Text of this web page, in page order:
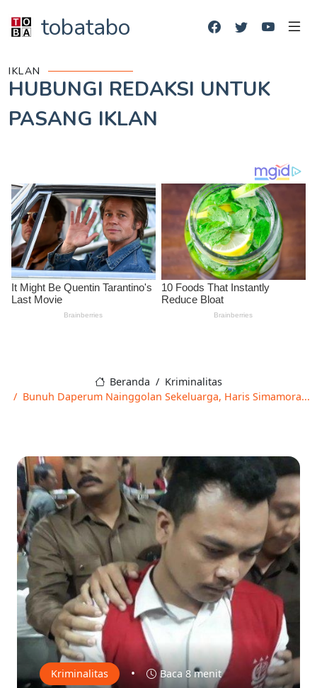
tobatabo
IKLAN
HUBUNGI REDAKSI UNTUK
PASANG IKLAN
Beranda
Kriminalitas
Bunuh Daperum Nainggolan Sekeluarga, Haris Simamora...
Kriminalitas • Baca 8 menit